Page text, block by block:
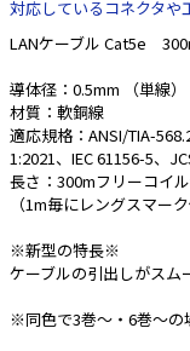
対応しているコネクタや
LANケーブル Cat5e
導体径：0.5mm （単線）
材質：軟銅線
適応規格：ANSI/TIA-
1:2021、IEC 61156-5、
長さ：300mフリーコイ
（1m毎にレングスマーク
※新型の特長※
ケーブルの引出しがスム
※同色で3巻～・6巻～の